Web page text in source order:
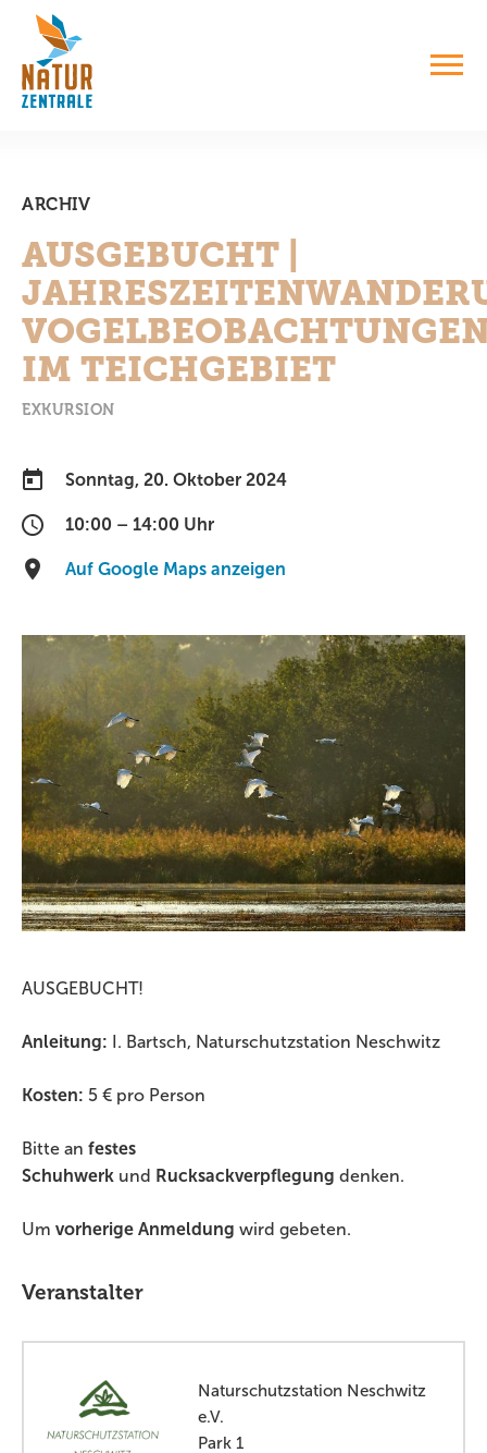
ARCHIV
AUSGEBUCHT |
IM TEICHGEBIET
EXKURSION
Sonntag, 20. Oktober 2024
10:00 – 14:00 Uhr
Auf Google Maps anzeigen
AUSGEBUCHT!
Anleitung: I. Bartsch, Naturschutzstation Neschwitz
Kosten: 5 € pro Person
Bitte an festes
Schuhwerk und Rucksackverpflegung denken.
Um vorherige Anmeldung wird gebeten.
Veranstalter
Naturschutzstation Neschwitz
e.V.
Park 1